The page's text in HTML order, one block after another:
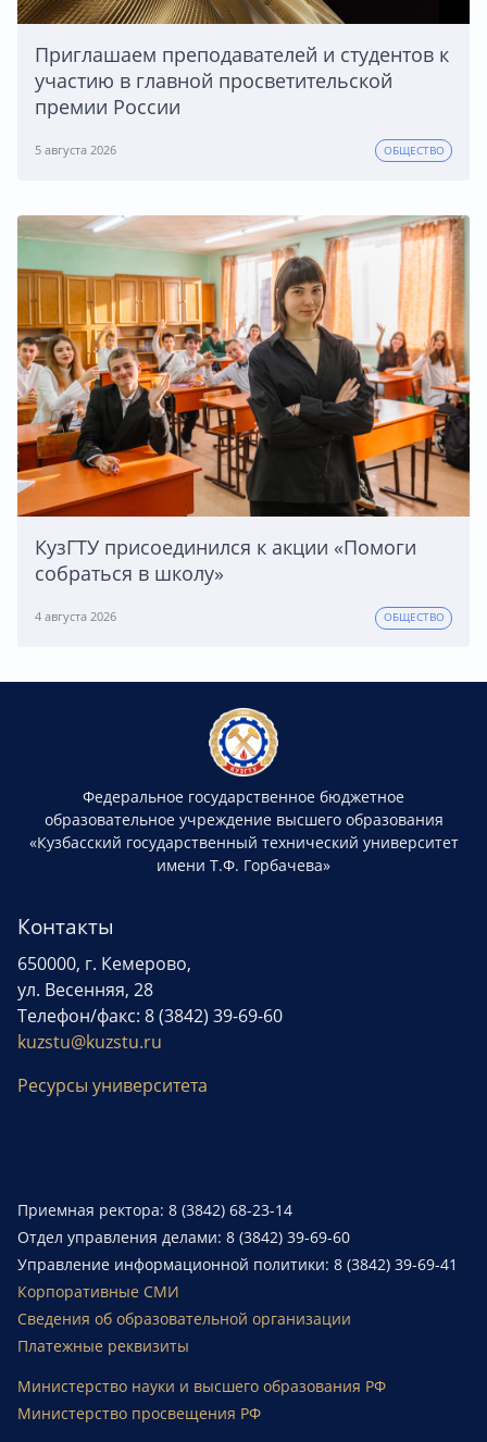
Приглашаем преподавателей и студентов к
участию в главной просветительской
премии России
5 августа 2026 ОБЩЕСТВО
КузГТУ присоединился к акции «Помоги
собраться в школу»
4 августа 2026 ОБЩЕСТВО
Федеральное государственное бюджетное
образовательное учреждение высшего образования
«Кузбасский государственный технический университет
имени Т.Ф. Горбачева»
Контакты
650000, г. Кемерово,
ул. Весенняя, 28
Телефон/факс: 8 (3842) 39-69-60
kuzstu@kuzstu.ru
Ресурсы университета
Приемная ректора: 8 (3842) 68-23-14
Отдел управления делами: 8 (3842) 39-69-60
Управление информационной политики: 8 (3842) 39-69-41
Корпоративные СМИ
Сведения об образовательной организации
Платежные реквизиты
Министерство науки и высшего образования РФ
Министерство просвещения РФ